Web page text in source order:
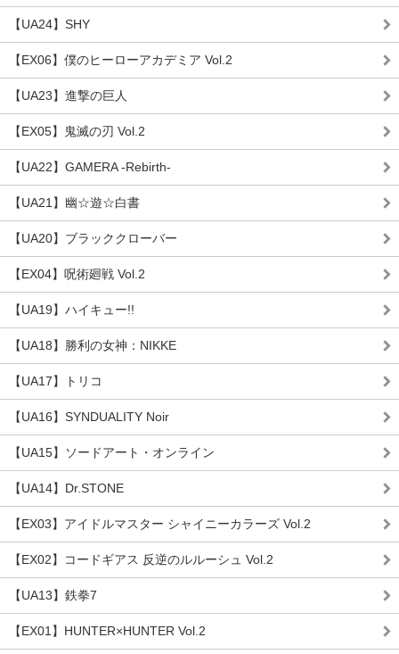
【UA24】SHY
【EX06】僕のヒーローアカデミア Vol.2
【UA23】進撃の巨人
【EX05】鬼滅の刃 Vol.2
【UA22】GAMERA -Rebirth-
【UA21】幽☆遊☆白書
【UA20】ブラッククローバー
【EX04】呪術廻戦 Vol.2
【UA19】ハイキュー!!
【UA18】勝利の女神：NIKKE
【UA17】トリコ
【UA16】SYNDUALITY Noir
【UA15】ソードアート・オンライン
【UA14】Dr.STONE
【EX03】アイドルマスター シャイニーカラーズ Vol.2
【EX02】コードギアス 反逆のルルーシュ Vol.2
【UA13】鉄拳7
【EX01】HUNTER×HUNTER Vol.2